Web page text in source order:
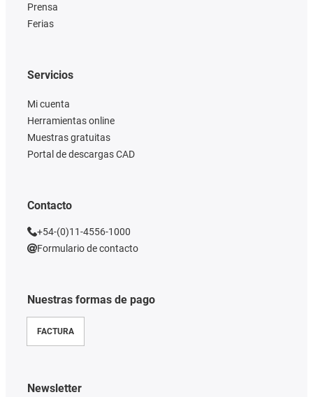
Prensa
Ferias
Nuestras formas de pago
FACTURA
Servicios
Mi cuenta
Herramientas online
Muestras gratuitas
Portal de descargas CAD
Contacto
+54-(0)11-4556-1000
Formulario de contacto
Newsletter